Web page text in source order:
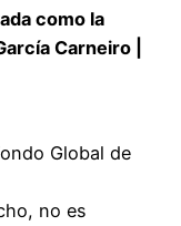
como la
Carneiro |
Global de
no es